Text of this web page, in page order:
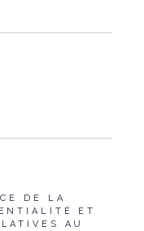
DE LA
ET
AU